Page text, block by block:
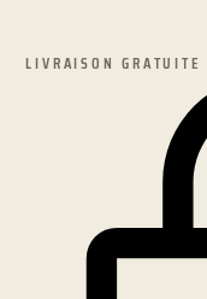
LIVRAISON GRATUITE